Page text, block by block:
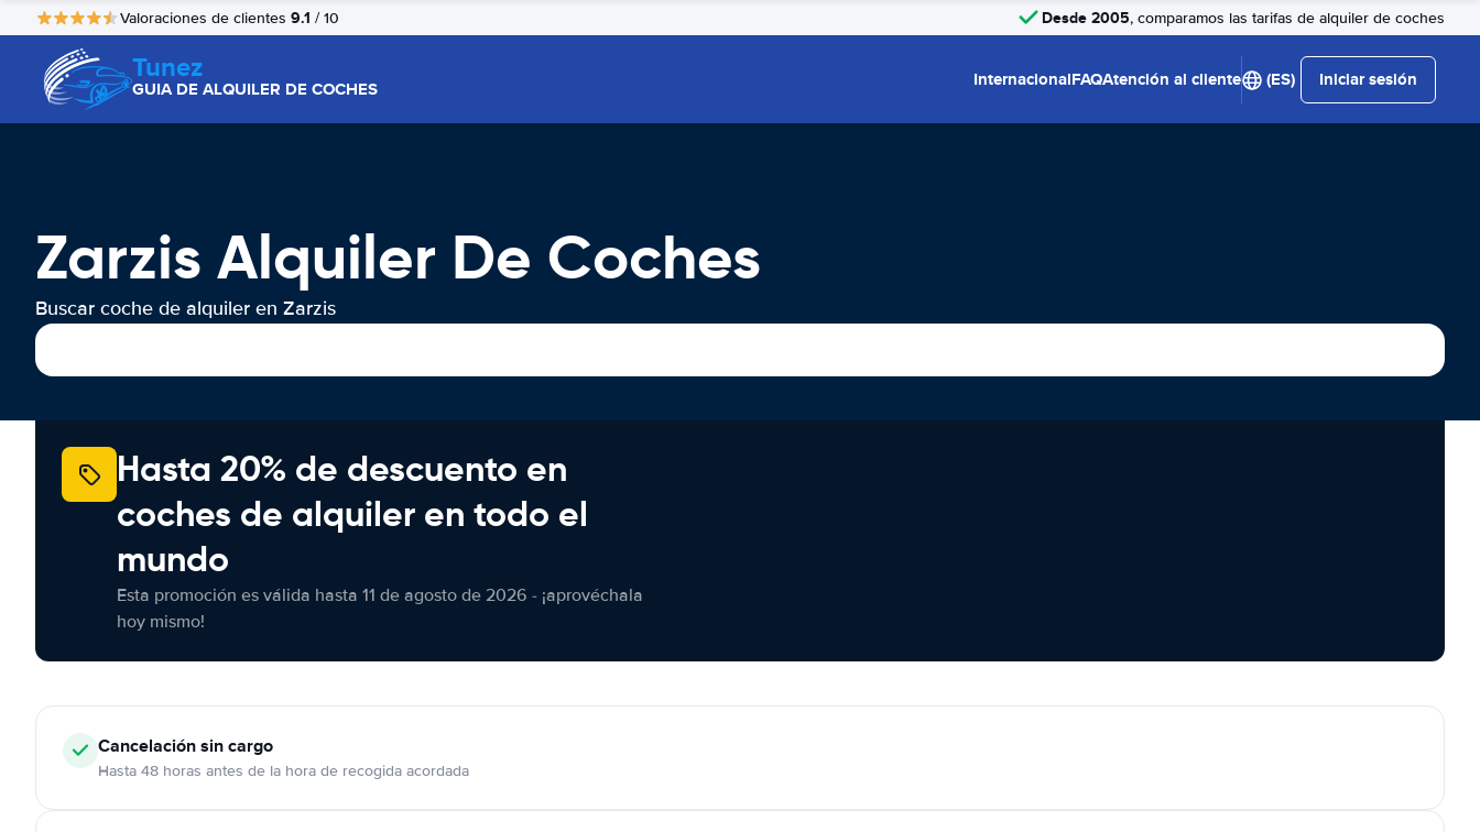
Valoraciones de clientes 9.1 / 10 Desde 2005, comparamos las tarifas de alquiler de coches
Tunez
GUIA DE ALQUILER DE COCHES InternacionalFAQAtención al cliente (ES) Iniciar sesión
Zarzis Alquiler De Coches
Buscar coche de alquiler en Zarzis
Hasta 20% de descuento en
coches de alquiler en todo el
mundo
Esta promoción es válida hasta 11 de agosto de 2026 - ¡aprovéchala
hoy mismo!
Cancelaciónsin cargo
Hasta 48 horas antes de la hora de recogida acordada